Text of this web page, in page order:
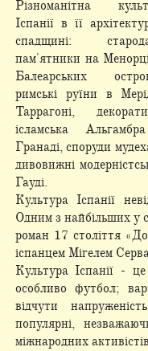
Різноманітна
Іспанії в її
спадщині:
пам'ятники на
Балеарських
римські руїни в
Таррагоні,
ісламська
Гранаді, споруди
дивовижні
Гауді.
Культура Іспанії
Одним з найбільших у
роман 17 століття
іспанцем Мігелем
Культура Іспанії -
особливо футбол;
відчути
популярні,
міжнародних